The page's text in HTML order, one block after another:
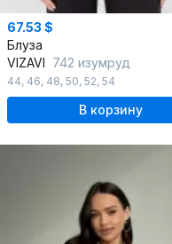
67.53 $
Блуза
VIZAVI 742 изумруд
44, 46, 48, 50, 52, 54
В корзину